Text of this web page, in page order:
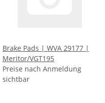
Brake Pads | WVA 29177 |
Meritor/VGT195
Preise nach Anmeldung
sichtbar